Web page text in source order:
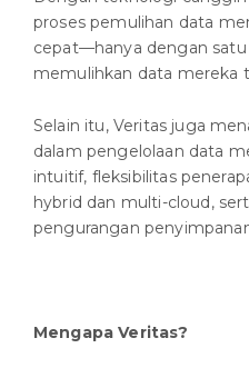
proses pemulihan data
cepat—hanya dengan satu
memulihkan data mereka
Selain itu, Veritas juga
dalam pengelolaan data
intuitif, fleksibilitas
hybrid dan multi-cloud,
pengurangan
Mengapa Veritas?